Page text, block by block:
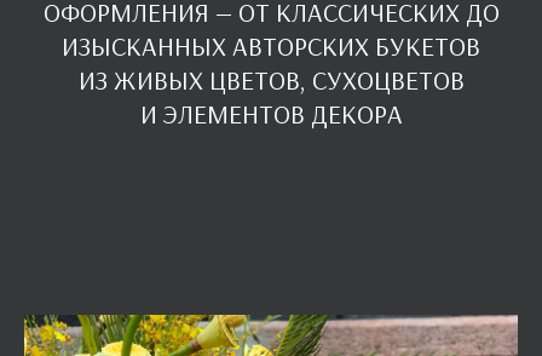
ОФОРМЛЕНИЯ — ОТ КЛАССИЧЕСКИХ ДО
ИЗЫСКАННЫХ АВТОРСКИХ БУКЕТОВ
ИЗ ЖИВЫХ ЦВЕТОВ, СУХОЦВЕТОВ
И ЭЛЕМЕНТОВ ДЕКОРА